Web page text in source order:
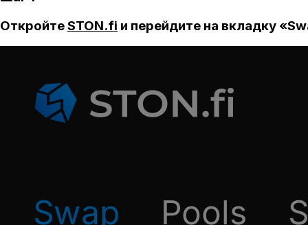
ОткройтеSTON.fi и перейдите на вкладку